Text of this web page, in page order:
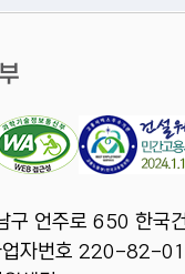
언주로 650 한국
업자번호 220-82-